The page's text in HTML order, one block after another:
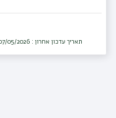
תאריך עדכון אחרון : 07/05/2026